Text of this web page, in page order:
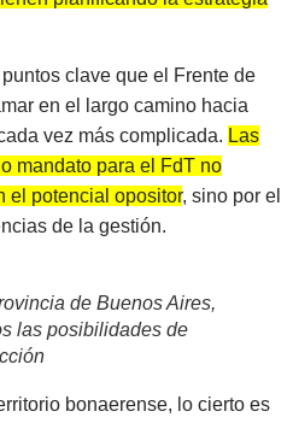
clave que el Frente de
en el largo camino hacia
vez más complicada. Las
mandato para el FdT no
el potencial opositor, sino por el
de la gestión.
de Buenos Aires,
las posibilidades de
bonaerense, lo cierto es